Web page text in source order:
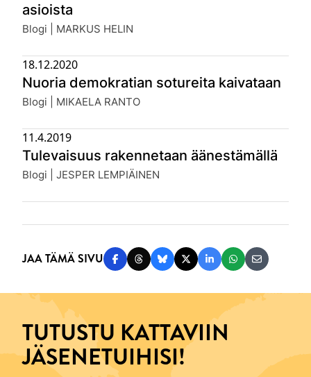
asioista
Julkaistu:
Blogi | MARKUS HELIN
Nuoria demokratian sotureita kaivataan
Julkaistu:
18.12.2020
Blogi | MIKAELA RANTO
Tulevaisuus rakennetaan äänestämällä
Julkaistu:
11.4.2019
Blogi | JESPER LEMPIÄINEN
JAA TÄMÄ SIVU Jaa Facebookissa
Jaa Threadsissa
Jaa Blueskyssä
Jaa Twitterissä
Jaa LinkedInissä
Jaa Jaa
TUTUSTU KATTAVIIN
JÄSENETUIHISI!